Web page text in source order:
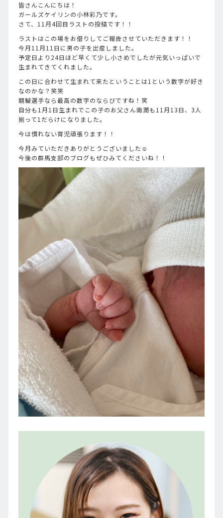
皆さんこんにちは！
ガールズケイリンの小林彩乃です。
さて、11月4回目ラストの投稿です！！
ラストはこの場をお借りしてご報告させていただきます！！
今月11月11日に男の子を出産しました。
予定日より24日ほど早くて少し小さめでしたが元気いっぱいで
生まれてきてくれました。
この日に合わせて生まれて来たということは1という数字が好き
なのかな？笑笑
競輪選手なら最高の数字のならびですね！笑
自分も1月1日生まれでこの子のお父さん南潤も11月13日、3人
揃って1だらけになりました。
今は慣れない育児頑張ります！！
今月みていただきありがとうございました☺
今後の群馬支部のブログもぜひみてくださいね！！